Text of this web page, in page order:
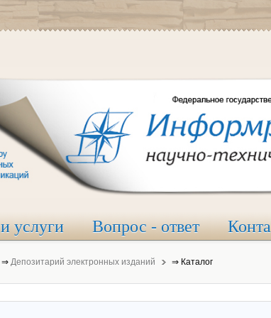
услуги Вопрос - ответ
⇒ Депозитарий электронных изданий ⇒ Каталог